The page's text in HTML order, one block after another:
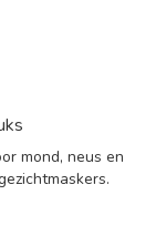
mond, neus en